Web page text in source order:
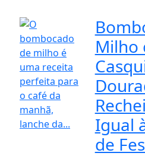
Milho
Igual
de